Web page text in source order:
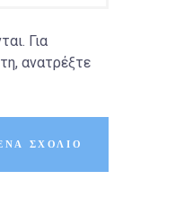
Για
ανατρέξτε